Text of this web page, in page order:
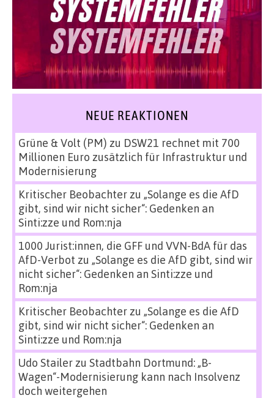
NEUE REAKTIONEN
Grüne & Volt (PM) zu DSW21 rechnet mit 700
Millionen Euro zusätzlich für Infrastruktur und
Modernisierung
Kritischer Beobachterzu „Solange es die AfD
gibt, sind wir nicht sicher“: Gedenken an
Sinti:zze und Rom:nja
1000 Jurist:innen, die GFF und VVN-BdA für das
AfD-Verbot zu „Solange es die AfD gibt, sind wir
nicht sicher“: Gedenken an Sinti:zze und
Rom:nja
Kritischer Beobachterzu „Solange es die AfD
gibt, sind wir nicht sicher“: Gedenken an
Sinti:zze und Rom:nja
Udo Stailerzu Stadtbahn Dortmund: „B-
Wagen“-Modernisierung kann nach Insolvenz
doch weitergehen